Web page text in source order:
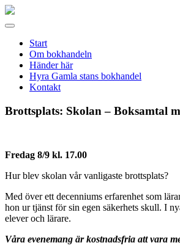
Gamla
Meny
Start
Om bokhandeln
Händer här
Hyra Gamla stans bokhandel
Kontakt
Brottsplats: Skolan – Boksamtal
Fredag 8/9 kl. 17.00
Hur blev skolan vår vanligaste brottsplats?
Med över ett decenniums erfarenhet som
hon ur tjänst för sin egen säkerhets skull. I
elever och lärare.
Våra evenemang är kostnadsfria att vara